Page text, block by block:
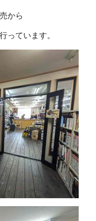
から
っています。